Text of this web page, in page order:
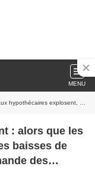
MENU
en flèche et la demande des acheteurs s'effondre
: alors que les
baisses de
des